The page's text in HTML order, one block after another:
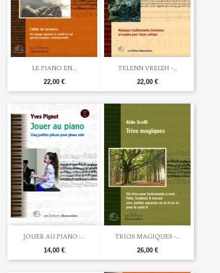
LE PIANO EN...
22,00 €
TELENN VREIZH -...
22,00 €
JOUER AU PIANO :...
14,00 €
TRIOS MAGIQUES -...
26,00 €